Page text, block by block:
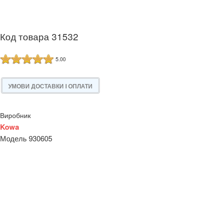
Код товара 31532
5.00
УМОВИ ДОСТАВКИ І ОПЛАТИ
Виробник
Kowa
Модель 930605